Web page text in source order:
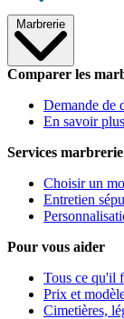
Marbrerie
Comparer les
Demande de
En savoir
Services marbrerie
Choisir un
Entretien
Pour vous aider
Tous ce qu'il
Prix et
Cimetières,